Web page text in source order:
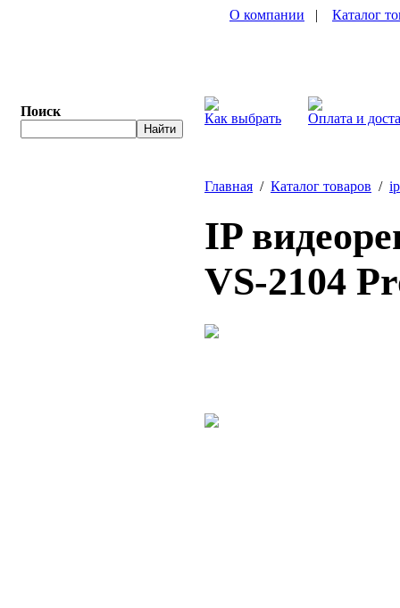
Поиск
О компании | Каталог
Как выбрать Оплата и
Главная / Каталог товаров /
IP
VS-2104